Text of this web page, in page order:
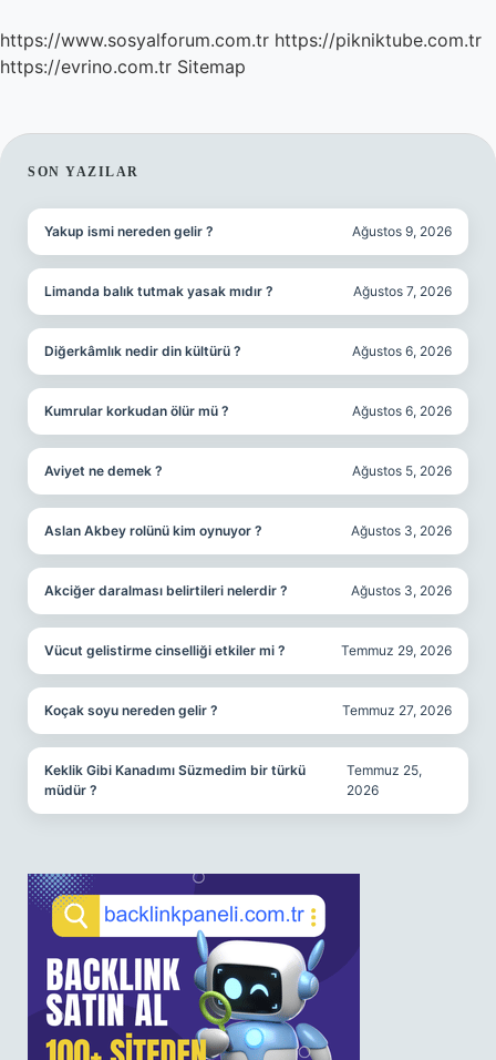
https://www.sosyalforum.com.tr https://pikniktube.com.tr
https://evrino.com.tr Sitemap
SIDEBAR
SON YAZILAR
Yakup ismi nereden gelir ? Ağustos 9, 2026
Limanda balık tutmak yasak mıdır ? Ağustos 7, 2026
Diğerkâmlık nedir din kültürü ? Ağustos 6, 2026
Kumrular korkudan ölür mü ? Ağustos 6, 2026
Aviyet ne demek ? Ağustos 5, 2026
Aslan Akbey rolünü kim oynuyor ? Ağustos 3, 2026
Akciğer daralması belirtileri nelerdir ? Ağustos 3, 2026
Vücut gelistirme cinselliği etkiler mi ? Temmuz 29, 2026
Koçak soyu nereden gelir ? Temmuz 27, 2026
Keklik Gibi Kanadımı Süzmedim bir türkü
müdür ?
Temmuz 25,
2026